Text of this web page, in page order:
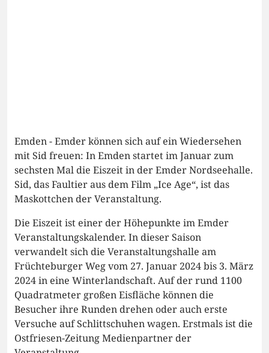
Emden - Emder können sich auf ein Wiedersehen
mit Sid freuen: In Emden startet im Januar zum
sechsten Mal die Eiszeit in der Emder Nordseehalle.
Sid, das Faultier aus dem Film „Ice Age“, ist das
Maskottchen der Veranstaltung.
Die Eiszeit ist einer der Höhepunkte im Emder
Veranstaltungskalender. In dieser Saison
verwandelt sich die Veranstaltungshalle am
Früchteburger Weg vom 27. Januar 2024 bis 3. März
2024 in eine Winterlandschaft. Auf der rund 1100
Quadratmeter großen Eisfläche können die
Besucher ihre Runden drehen oder auch erste
Versuche auf Schlittschuhen wagen. Erstmals ist die
Ostfriesen-Zeitung Medienpartner der